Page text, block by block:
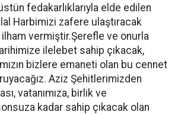
fedakarlıklarıyla elde edilen
Harbimizi zafere ulaştıracak
vermiştir.Şerefle ve onurla
ilelebet sahip çıkacak,
bizlere emaneti olan bu cennet
Aziz Şehitlerimizden
vatanımıza, birlik ve
kadar sahip çıkacak olan